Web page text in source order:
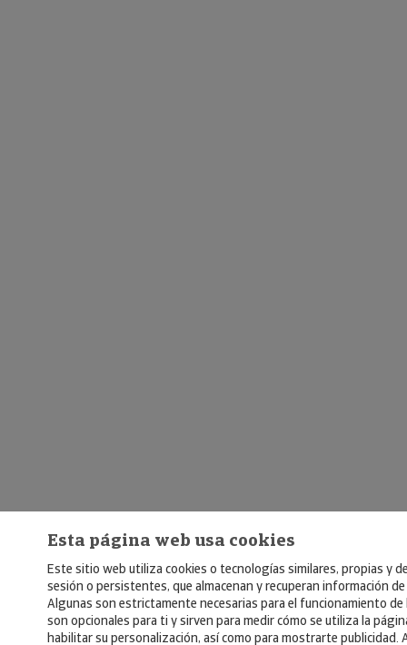
Esta página web usa cookies
Este sitio web utiliza cookies o tecnologías similares, propias y
sesión o persistentes, que almacenan y recuperan información
Algunas son estrictamente necesarias para el funcionamiento
son opcionales para ti y sirven para medir cómo se utiliza la
habilitar su personalización, así como para mostrarte publicidad.